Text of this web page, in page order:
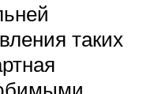
таких